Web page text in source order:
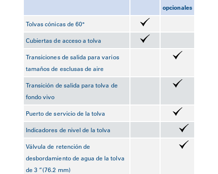
opcionales
Tolvas cónicas de 60°
Cubiertas de acceso a tolva
Transiciones de salida para varios
tamaños de esclusas de aire
Transición de salida para tolva de
fondo vivo
Puerto de servicio de la tolva
Indicadores de nivel de la tolva
Válvula de retención de
desbordamiento de agua de la tolva
de 3 ”(76.2 mm)